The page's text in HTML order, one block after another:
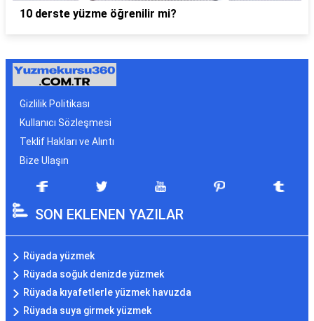
10 derste yüzme öğrenilir mi?
Gizlilik Politikası
Kullanıcı Sözleşmesi
Teklif Hakları ve Alıntı
Bize Ulaşın
SON EKLENEN YAZILAR
Rüyada yüzmek
Rüyada soğuk denizde yüzmek
Rüyada kıyafetlerle yüzmek havuzda
Rüyada suya girmek yüzmek